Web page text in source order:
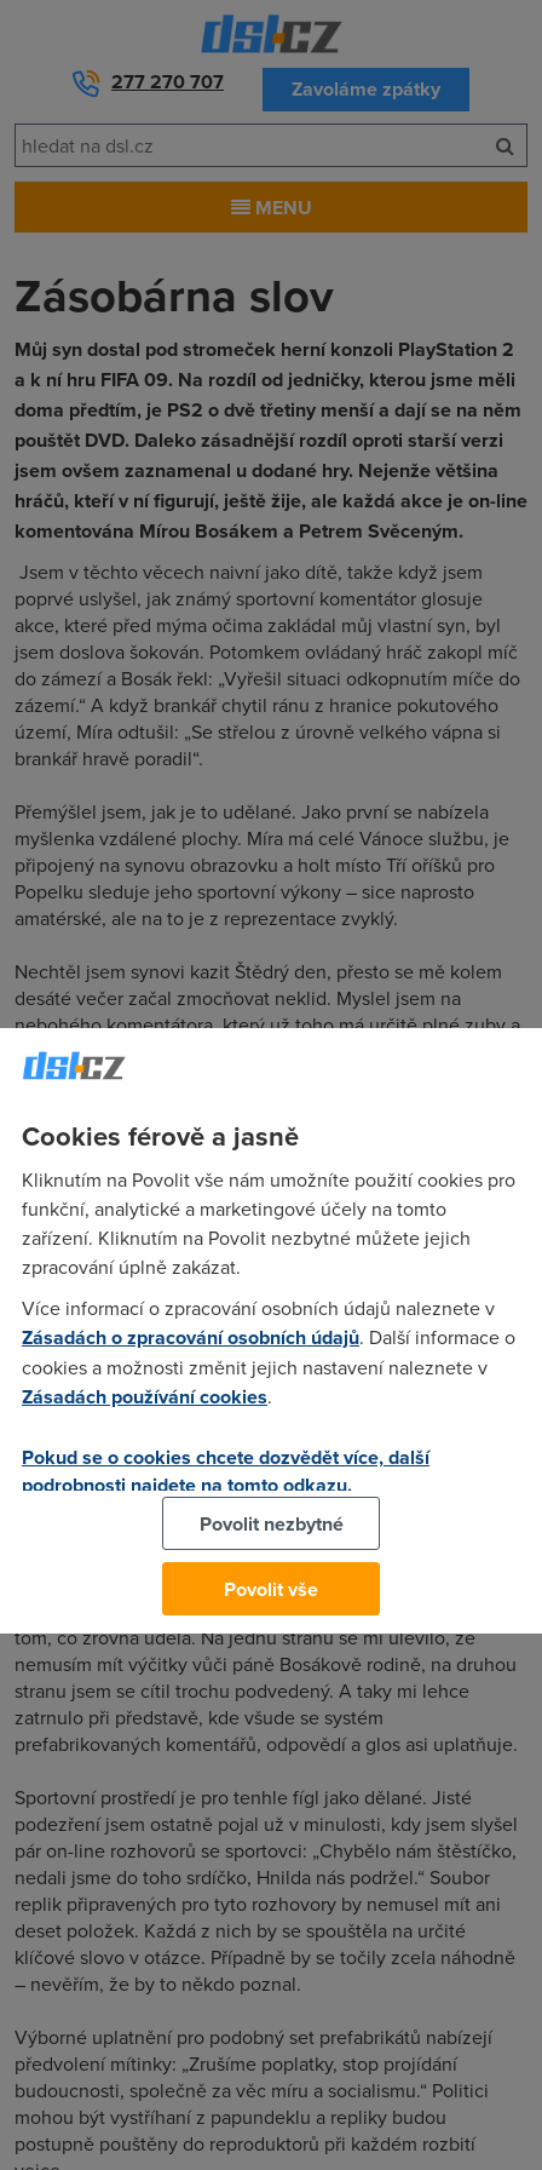
277 270 707 Zavoláme zpátky
MENU
Zásobárna slov
Můj syn dostal pod stromeček herní konzoli PlayStation 2
a k ní hru FIFA 09. Na rozdíl od jedničky, kterou jsme měli
doma předtím, je PS2 o dvě třetiny menší a dají se na něm
pouštět DVD. Daleko zásadnější rozdíl oproti starší verzi
jsem ovšem zaznamenal u dodané hry. Nejenže většina
hráčů, kteří v ní figurují, ještě žije, ale každá akce je on-line
komentována Mírou Bosákem a Petrem Svěceným.
Jsem v těchto věcech naivní jako dítě, takže když jsem
poprvé uslyšel, jak známý sportovní komentátor glosuje
akce, které před mýma očima zakládal můj vlastní syn, byl
jsem doslova šokován. Potomkem ovládaný hráč zakopl míč
do zámezí a Bosák řekl: „Vyřešil situaci odkopnutím míče do
zázemí.“ A když brankář chytil ránu z hranice pokutového
území, Míra odtušil: „Se střelou z úrovně velkého vápna si
brankář hravě poradil“.
Přemýšlel jsem, jak je to udělané. Jako první se nabízela
myšlenka vzdálené plochy. Míra má celé Vánoce službu, je
připojený na synovu obrazovku a holt místo Tří oříšků pro
Popelku sleduje jeho sportovní výkony – sice naprosto
amatérské, ale na to je z reprezentace zvyklý.
Nechtěl jsem synovi kazit Štědrý den, přesto se mě kolem
desáté večer začal zmocňovat neklid. Myslel jsem na
nebohého komentátora, který už toho má určitě plné zuby a
ani příplatek za práci ve svátek jeho rozladění příliš nezmírní.
A co potom paní Bosáková, která tráví Štědrý večer sama?
synkovi:
„Hele, vypni to už,“ povídám mu, „pan Bosák si chce určitě
taky odpočinout.“ Syn se zatvářil znechuceně: „Tvoje fóry
jsou čím dál trapnější, otče.“ Napadlo mě, že tady něco
nehraje, a opatrně jsem se pokusil synovi nastínit svou
„Tuhle hru právě teď hraje tak sto tisíc lidí. Domníváš se, že ji
Míra v reálném čase komentuje všem?“ zeptal se syn s živým
zájmem. Musel jsem připustit, že na téhle námitce něco je.
pohotově jsem poukázal na příklad šachových simultánek.
„Před devíti lety hrál Garri Kasparov v Brně souběžně na 25
šachovnicích,“ kontroval jsem.
„Sto tisíc,“ opakoval syn pomalu. Kapituloval jsem. Hoch mi
se směsicí soucitu a pohrdání osvětlil, že v celé hře je jen
několik desítek replik, které se pořád opakují, v závislosti na
tom, co zrovna udělá. Na jednu stranu se mi ulevilo, že
nemusím mít výčitky vůči páně Bosákově rodině, na druhou
stranu jsem se cítil trochu podvedený. A taky mi lehce
zatrnulo při představě, kde všude se systém
prefabrikovaných komentářů, odpovědí a glos asi uplatňuje.
Sportovní prostředí je pro tenhle fígl jako dělané. Jisté
podezření jsem ostatně pojal už v minulosti, kdy jsem slyšel
pár on-line rozhovorů se sportovci: „Chybělo nám štěstíčko,
nedali jsme do toho srdíčko, Hnilda nás podržel.“ Soubor
replik připravených pro tyto rozhovory by nemusel mít ani
deset položek. Každá z nich by se spouštěla na určité
klíčové slovo v otázce. Případně by se točily zcela náhodně
– nevěřím, že by to někdo poznal.
Výborné uplatnění pro podobný set prefabrikátů nabízejí
předvolení mítinky: „Zrušíme poplatky, stop projídání
budoucnosti, společně za věc míru a socialismu.“ Politici
mohou být vystříhaní z papundeklu a repliky budou
postupně pouštěny do reproduktorů při každém rozbití
Cookies férově a jasně
Kliknutím na Povolit vše nám umožníte použití cookies pro
funkční, analytické a marketingové účely na tomto
zařízení. Kliknutím na Povolit nezbytné můžete jejich
zpracování úplně zakázat.
Více informací o zpracování osobních údajů naleznete v
Zásadách o zpracování osobních údajů. Další informace o
cookies a možnosti změnit jejich nastavení naleznete v
Zásadách používání cookies.
Pokud se o cookies chcete dozvědět více, další
podrobnosti najdete na tomto odkazu.
Povolit nezbytné
Povolit vše